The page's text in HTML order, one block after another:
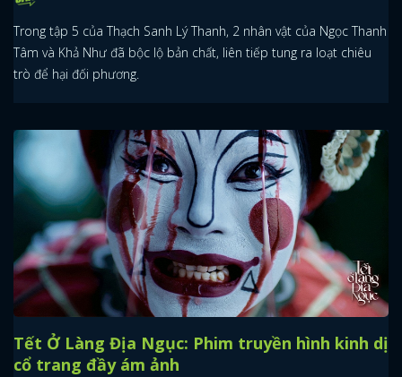
Trong tập 5 của Thạch Sanh Lý Thanh, 2 nhân vật của Ngọc Thanh
Tâm và Khả Như đã bộc lộ bản chất, liên tiếp tung ra loạt chiêu
trò để hại đối phương.
Tết Ở Làng Địa Ngục: Phim truyền hình kinh dị
cổ trang đầy ám ảnh